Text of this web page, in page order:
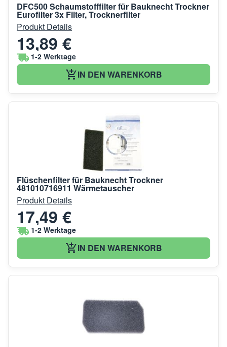
DFC500 Schaumstofffilter für Bauknecht Trockner
Eurofilter 3x Filter, Trocknerfilter
Produkt Details
13,89 €
1-2 Werktage
IN DEN WARENKORB
Flüschenfilter für Bauknecht Trockner
481010716911 Wärmetauscher
Produkt Details
17,49 €
1-2 Werktage
IN DEN WARENKORB